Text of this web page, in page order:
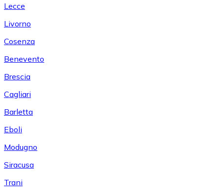
Lecce
Livorno
Cosenza
Benevento
Brescia
Cagliari
Barletta
Eboli
Modugno
Siracusa
Trani